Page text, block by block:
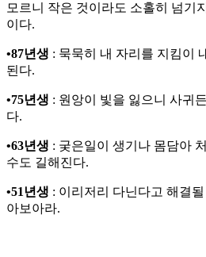
모르니 작은 것이라도 소홀히 넘기
이다.
•87년생 : 묵묵히 내 자리를 지킴이
된다.
•75년생 : 원앙이 빛을 잃으니 사귀
다.
•63년생 : 궂은일이 생기나 몸담아
수도 길해진다.
•51년생 : 이리저리 다닌다고 해결
아보아라.